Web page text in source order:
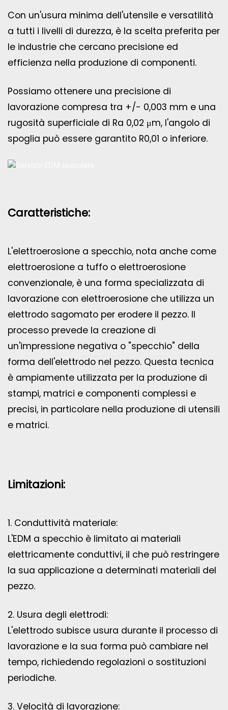
Con un'usura minima dell'utensile e versatilità
a tutti i livelli di durezza, è la scelta preferita per
le industrie che cercano precisione ed
efficienza nella produzione di componenti.
Possiamo ottenere una precisione di
lavorazione compresa tra +/- 0,003 mm e una
rugosità superficiale di Ra 0,02 μm, l'angolo di
spoglia può essere garantito R0,01 o inferiore.
Caratteristiche:
L'elettroerosione a specchio, nota anche come
elettroerosione a tuffo o elettroerosione
convenzionale, è una forma specializzata di
lavorazione con elettroerosione che utilizza un
elettrodo sagomato per erodere il pezzo. Il
processo prevede la creazione di
un'impressione negativa o "specchio" della
forma dell'elettrodo nel pezzo. Questa tecnica
è ampiamente utilizzata per la produzione di
stampi, matrici e componenti complessi e
precisi, in particolare nella produzione di utensili
e matrici.
Limitazioni:
1. Conduttività materiale:
L'EDM a specchio è limitato ai materiali
elettricamente conduttivi, il che può restringere
la sua applicazione a determinati materiali del
pezzo.
2. Usura degli elettrodi:
L'elettrodo subisce usura durante il processo di
lavorazione e la sua forma può cambiare nel
tempo, richiedendo regolazioni o sostituzioni
periodiche.
3. Velocità di lavorazione: